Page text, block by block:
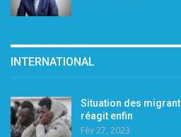
INTERNATIONAL
Situation des
réagit enfin
Fév 27, 2023